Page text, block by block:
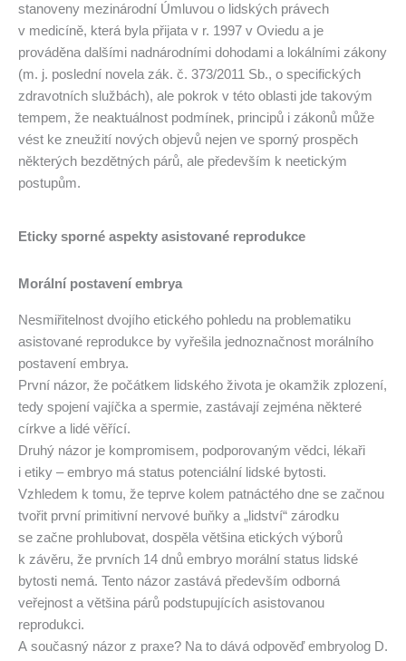
stanoveny mezinárodní Úmluvou o lidských právech
v medicíně, která byla přijata v r. 1997 v Oviedu a je
prováděna dalšími nadnárodními dohodami a lokálními zákony
(m. j. poslední novela zák. č. 373/2011 Sb., o specifických
zdravotních službách), ale pokrok v této oblasti jde takovým
tempem, že neaktuálnost podmínek, principů i zákonů může
vést ke zneužití nových objevů nejen ve sporný prospěch
některých bezdětných párů, ale především k neetickým
postupům.
Eticky sporné aspekty asistované reprodukce
Morální postavení embrya
Nesmiřitelnost dvojího etického pohledu na problematiku
asistované reprodukce by vyřešila jednoznačnost morálního
postavení embrya.
První názor, že počátkem lidského života je okamžik zplození,
tedy spojení vajíčka a spermie, zastávají zejména některé
církve a lidé věřící.
Druhý názor je kompromisem, podporovaným vědci, lékaři
i etiky – embryo má status potenciální lidské bytosti.
Vzhledem k tomu, že teprve kolem patnáctého dne se začnou
tvořit první primitivní nervové buňky a „lidství“ zárodku
se začne prohlubovat, dospěla většina etických výborů
k závěru, že prvních 14 dnů embryo morální status lidské
bytosti nemá. Tento názor zastává především odborná
veřejnost a většina párů podstupujících asistovanou
reprodukci.
A současný názor z praxe? Na to dává odpověď embryolog D.